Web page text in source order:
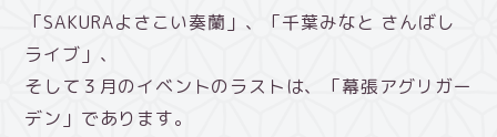
「SAKURAよさこい奏蘭」、「千葉みなと さんばし
ライブ」、
そして３月のイベントのラストは、「幕張アグリガー
デン」であります。